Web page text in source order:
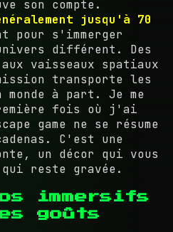
son compte.
jusqu'à 70
pour s'immerger
différent. Des
vaisseaux spatiaux
transporte les
à part. Je me
fois où j'ai
game ne se résume
C'est une
un décor qui vous
qui reste gravée.
immersifs
goûts